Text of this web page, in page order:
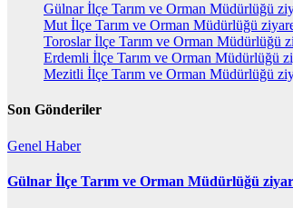
Gülnar İlçe Tarım ve Orman Müdürlüğü
Mut İlçe Tarım ve Orman Müdürlüğü
Toroslar İlçe Tarım ve Orman Müdürlüğü
Erdemli İlçe Tarım ve Orman Müdürlüğü
Mezitli İlçe Tarım ve Orman Müdürlüğü
Son Gönderiler
Genel Haber
Gülnar İlçe Tarım ve Orman Müdürlüğü